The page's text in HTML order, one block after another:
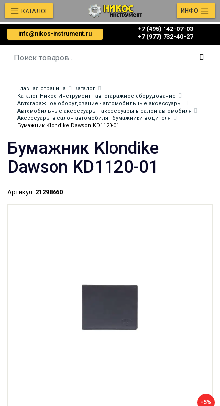
info@nikos-instrument.ru
+7 (495) 142-07-03
‎‎+7 (977) 732-40-27
КАТАЛОГ ИНФО
Главная страница
Каталог
Каталог Никос-Инструмент - автогаражное оборудование
Автогаражное оборудование - автомобильные аксессуары
Автомобильные аксессуары - аксессуары в салон автомобиля
Аксессуары в салон автомобиля - бумажники водителя
Бумажник Klondike Dawson KD1120-01
Бумажник Klondike
Dawson KD1120-01
Артикул: 21298660
-5%